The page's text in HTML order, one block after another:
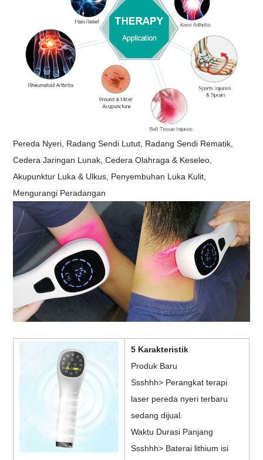
Pereda Nyeri, Radang Sendi Lutut, Radang Sendi Rematik,
Cedera Jaringan Lunak, Cedera Olahraga & Keseleo,
Akupunktur Luka & Ulkus, Penyembuhan Luka Kulit,
Mengurangi Peradangan
5 Karakteristik
Produk Baru
Ssshhh> Perangkat terapi
laser pereda nyeri terbaru
sedang dijual.
Waktu Durasi Panjang
Ssshhh> Baterai lithium isi